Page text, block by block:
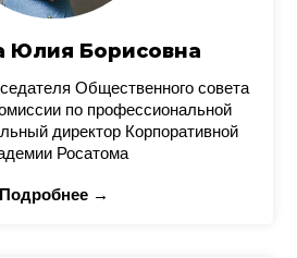
Юлия Борисовна
Общественного совета
по профессиональной
директор Корпоративной
Росатома
Подробнее →